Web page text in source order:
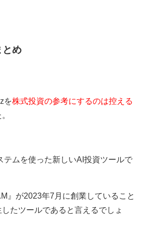
とめ
を株式投資の参考にするのは控える
テムを使った新しいAI投資ツールで
』が2023年7月に創業していること
たツールであると言えるでしょ